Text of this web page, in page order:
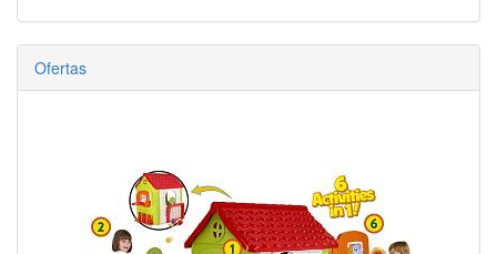
Ofertas